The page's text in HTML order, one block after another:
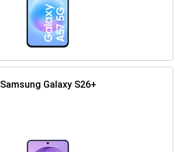
Samsung Galaxy S26+